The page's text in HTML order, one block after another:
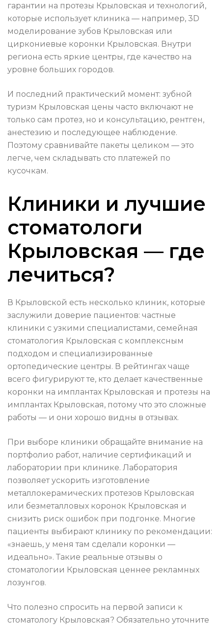
гарантии на протезы Крыловская и технологий,
которые использует клиника — например, 3D
моделирование зубов Крыловская или
циркониевые коронки Крыловская. Внутри
региона есть яркие центры, где качество на
уровне больших городов.
И последний практический момент: зубной
туризм Крыловская цены часто включают не
только сам протез, но и консультацию, рентген,
анестезию и последующее наблюдение.
Поэтому сравнивайте пакеты целиком — это
легче, чем складывать сто платежей по
кусочкам.
Клиники и лучшие
стоматологи
Крыловская — где
лечиться?
В Крыловской есть несколько клиник, которые
заслужили доверие пациентов: частные
клиники с узкими специалистами, семейная
стоматология Крыловская с комплексным
подходом и специализированные
ортопедические центры. В рейтингах чаще
всего фигурируют те, кто делает качественные
коронки на имплантах Крыловская и протезы на
имплантах Крыловская, потому что это сложные
работы — и они хорошо видны в отзывах.
При выборе клиники обращайте внимание на
портфолио работ, наличие сертификаций и
лаборатории при клинике. Лаборатория
позволяет ускорить изготовление
металлокерамических протезов Крыловская
или безметалловых коронок Крыловская и
снизить риск ошибок при подгонке. Многие
пациенты выбирают клинику по рекомендации:
«знаешь, у меня там сделали коронки —
идеально». Такие реальные отзывы о
стоматологии Крыловская ценнее рекламных
лозунгов.
Что полезно спросить на первой записи к
стоматологу Крыловская? Обязательно уточните